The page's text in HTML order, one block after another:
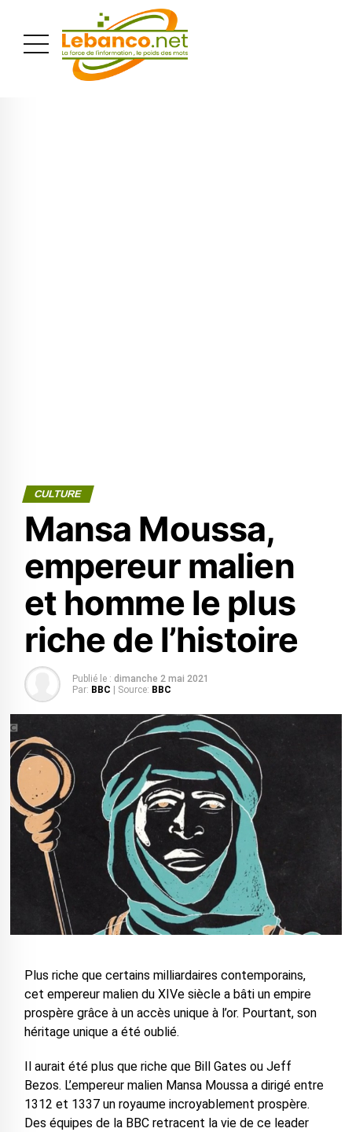
CULTURE
Mansa Moussa,
empereur malien
et homme le plus
riche de l’histoire
Publié le : dimanche 2 mai 2021
Par: BBC | Source: BBC
Plus riche que certains milliardaires contemporains,
cet empereur malien du XIVe siècle a bâti un empire
prospère grâce à un accès unique à l’or. Pourtant, son
héritage unique a été oublié.
Il aurait été plus que riche que Bill Gates ou Jeff
Bezos. L’empereur malien Mansa Moussa a dirigé entre
1312 et 1337 un royaume incroyablement prospère.
Des équipes de la BBC retracent la vie de ce leader